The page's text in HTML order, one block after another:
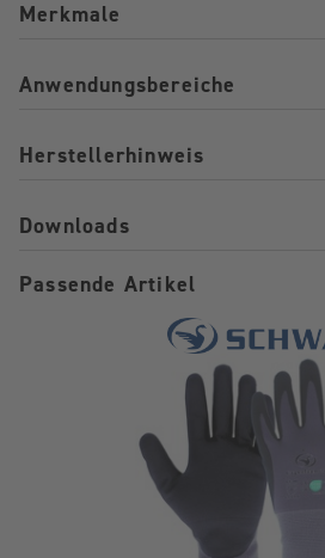
Merkmale
Anwendungsbereiche
Herstellerhinweis
Downloads
Passende Artikel